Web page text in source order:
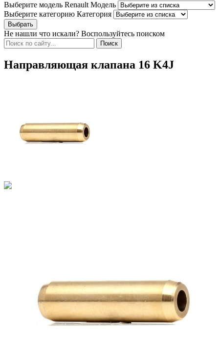
Выберите модель Renault Модель
Выберите категорию Категория
Не нашли что искали? Воспользуйтесь поиском
Направляющая клапана 16 K4J